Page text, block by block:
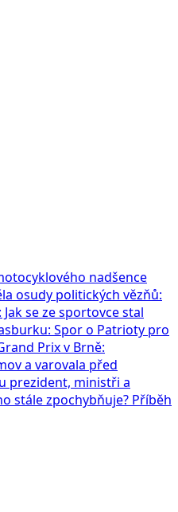
nadšence
osudy politických vězňů:
se ze sportovce stal
Spor o Patrioty pro
Prix v Brně:
a varovala před
prezident, ministři a
stále zpochybňuje? Příběh